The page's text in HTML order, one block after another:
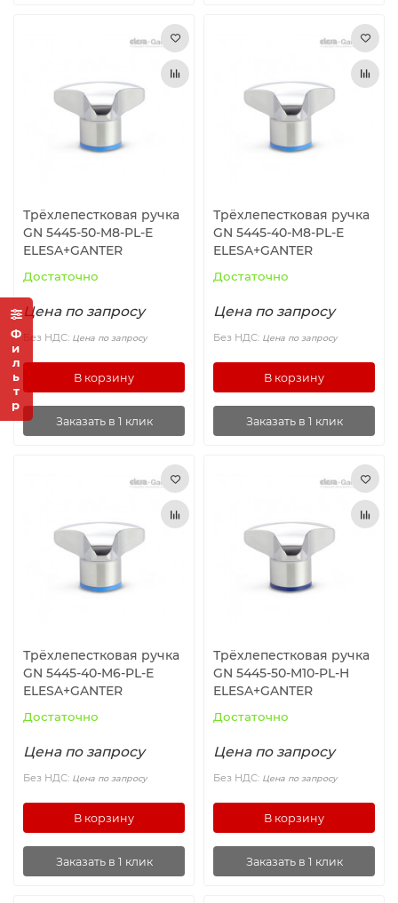
Фильтр
Трёхлепестковая ручка
GN 5445-50-M8-PL-E
ELESA+GANTER
Достаточно
Цена по запросу
Без НДС: Цена по запросу
В корзину
Заказать в 1 клик
Трёхлепестковая ручка
GN 5445-40-M8-PL-E
ELESA+GANTER
Достаточно
Цена по запросу
Без НДС: Цена по запросу
В корзину
Заказать в 1 клик
Трёхлепестковая ручка
GN 5445-40-M6-PL-E
ELESA+GANTER
Достаточно
Цена по запросу
Без НДС: Цена по запросу
В корзину
Заказать в 1 клик
Трёхлепестковая ручка
GN 5445-50-M10-PL-H
ELESA+GANTER
Достаточно
Цена по запросу
Без НДС: Цена по запросу
В корзину
Заказать в 1 клик